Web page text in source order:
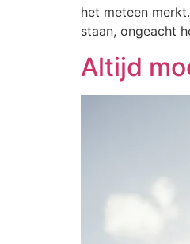
het meteen
staan, ongeacht
Altijd